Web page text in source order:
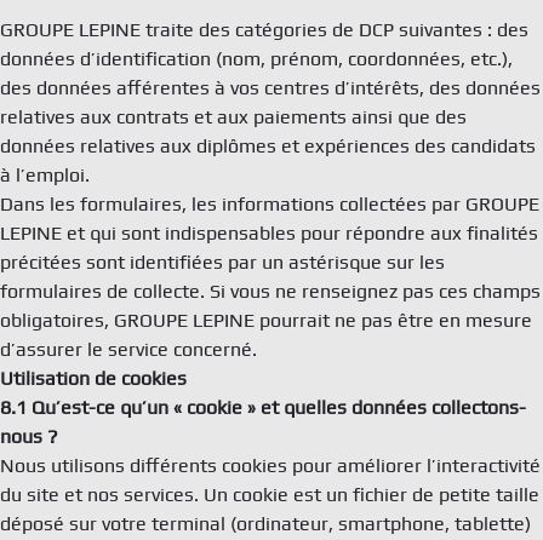
GROUPE LEPINE traite des catégories de DCP suivantes : des
données d’identification (nom, prénom, coordonnées, etc.),
des données afférentes à vos centres d’intérêts, des données
relatives aux contrats et aux paiements ainsi que des
données relatives aux diplômes et expériences des candidats
à l’emploi.
Dans les formulaires, les informations collectées par GROUPE
LEPINE et qui sont indispensables pour répondre aux finalités
précitées sont identifiées par un astérisque sur les
formulaires de collecte. Si vous ne renseignez pas ces champs
obligatoires, GROUPE LEPINE pourrait ne pas être en mesure
d’assurer le service concerné.
Utilisation de cookies
8.1 Qu’est-ce qu’un « cookie » et quelles données collectons-
nous ?
Nous utilisons différents cookies pour améliorer l’interactivité
du site et nos services. Un cookie est un fichier de petite taille
déposé sur votre terminal (ordinateur, smartphone, tablette)